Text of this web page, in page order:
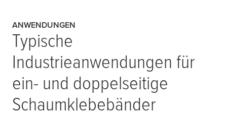
ANWENDUNGEN
Typische
Industrieanwendungen für
ein- und doppelseitige
Schaumklebebänder